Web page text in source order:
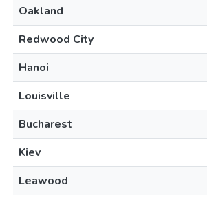
Oakland
Redwood City
Hanoi
Louisville
Bucharest
Kiev
Leawood